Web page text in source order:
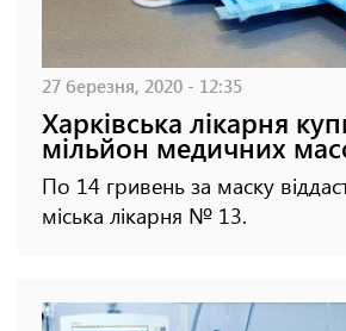
27 березня, 2020 - 12:35
Харківська лікарня
мільйон медичних
По 14 гривень за маску
міська лікарня № 13.